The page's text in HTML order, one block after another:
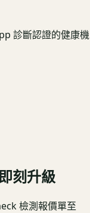
診斷認證的健康機
刻升級
檢測報價單至